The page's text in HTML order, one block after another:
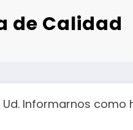
de Calidad
Informarnos